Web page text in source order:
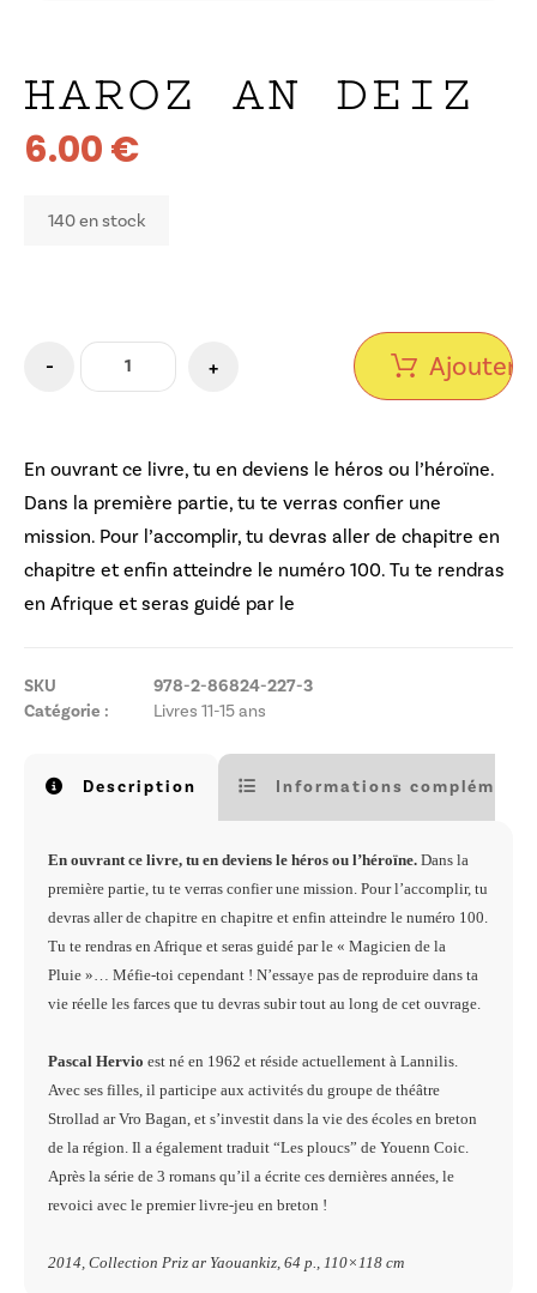
HAROZ AN DEIZ
6.00€
140 en stock
- + Ajouter
En ouvrant ce livre, tu en deviens le héros ou l’héroïne.
Dans la première partie, tu te verras confier une
mission. Pour l’accomplir, tu devras aller de chapitre en
chapitre et enfin atteindre le numéro 100. Tu te rendras
en Afrique et seras guidé par le
SKU
978-2-86824-227-3
Catégorie :
Livres 11-15 ans
Description Informations
En ouvrant ce livre, tu en deviens le héros ou l’héroïne. Dans la
première partie, tu te verras confier une mission. Pour l’accomplir, tu
devras aller de chapitre en chapitre et enfin atteindre le numéro 100.
Tu te rendras en Afrique et seras guidé par le « Magicien de la
Pluie »… Méfie-toi cependant ! N’essaye pas de reproduire dans ta
vie réelle les farces que tu devras subir tout au long de cet ouvrage.
Pascal Hervio est né en 1962 et réside actuellement à Lannilis.
Avec ses filles, il participe aux activités du groupe de théâtre
Strollad ar Vro Bagan, et s’investit dans la vie des écoles en breton
de la région. Il a également traduit “Les ploucs” de Youenn Coic.
Après la série de 3 romans qu’il a écrite ces dernières années, le
revoici avec le premier livre-jeu en breton !
2014, Collection Priz ar Yaouankiz, 64 p., 110×118 cm